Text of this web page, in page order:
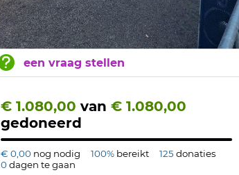
een vraag stellen
€ 1.080,00 van € 1.080,00
gedoneerd
€ 0,00 nog nodig 100% bereikt 125 donaties
0dagen te gaan